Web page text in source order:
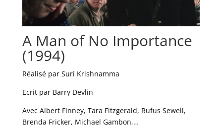
A Man of No Importance
(1994)
Réalisé par Suri Krishnamma
Ecrit par Barry Devlin
Avec Albert Finney, Tara Fitzgerald, Rufus Sewell,
Brenda Fricker, Michael Gambon,…